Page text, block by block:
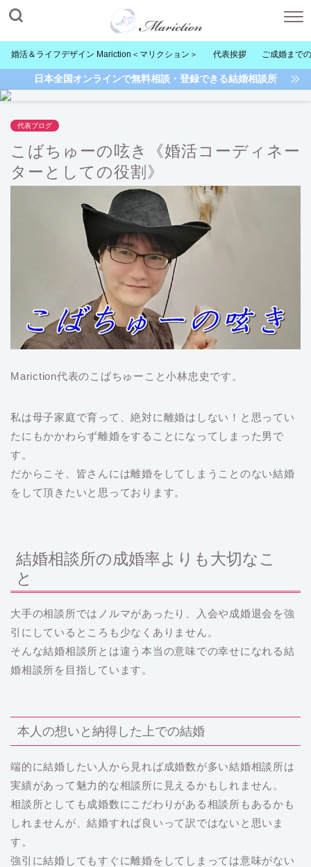
婚活＆ライフデザイン Mariction＜マリクション＞ 代表挨拶 ご成婚まで
日本全国オンラインで無料相談・登録できる結婚相談所
代表ブログ
こばちゅーの呟き《婚活コーディネー
ターとしての役割》
Mariction代表のこばちゅーこと小林忠史です。
私は母子家庭で育って、絶対に離婚はしない！と思ってい
たにもかかわらず離婚をすることになってしまった男で
す。
だからこそ、皆さんには離婚をしてしまうことのない結婚
をして頂きたいと思っております。
結婚相談所の成婚率よりも大切なこ
と
大手の相談所ではノルマがあったり、入会や成婚退会を強
引にしているところも少なくありません。
そんな結婚相談所とは違う本当の意味での幸せになれる結
婚相談所を目指しています。
本人の想いと納得した上での結婚
端的に結婚したい人から見れば成婚数が多い結婚相談所は
実績があって魅力的な相談所に見えるかもしれません。
相談所としても成婚数にこだわりがある相談所もあるかも
しれませんが、結婚すれば良いって訳ではないと思いま
す。
強引に結婚してもすぐに離婚をしてしまっては意味がない